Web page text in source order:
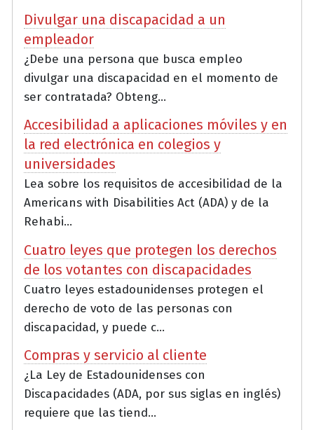
Divulgar una discapacidad a un
empleador
¿Debe una persona que busca empleo
divulgar una discapacidad en el momento de
ser contratada? Obteng...
Accesibilidad a aplicaciones móviles y en
la red electrónica en colegios y
universidades
Lea sobre los requisitos de accesibilidad de la
Americans with Disabilities Act (ADA) y de la
Rehabi...
Cuatro leyes que protegen los derechos
de los votantes con discapacidades
Cuatro leyes estadounidenses protegen el
derecho de voto de las personas con
discapacidad, y puede c...
Compras y servicio al cliente
¿La Ley de Estadounidenses con
Discapacidades (ADA, por sus siglas en inglés)
requiere que las tiend...